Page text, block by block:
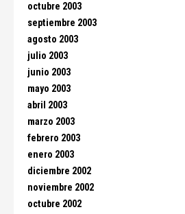
octubre 2003
septiembre 2003
agosto 2003
julio 2003
junio 2003
mayo 2003
abril 2003
marzo 2003
febrero 2003
enero 2003
diciembre 2002
noviembre 2002
octubre 2002